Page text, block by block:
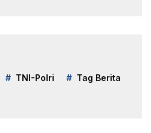
TNI-Polri Tag Berita